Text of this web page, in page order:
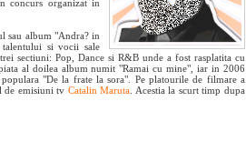
concurs organizat in
sau album "Andra? in
si vocii sale
sectiuni: Pop, Dance si R&B unde a fost rasplatita cu
al doilea album numit "Ramai cu mine", iar in 2006
"De la frate la sora". Pe platourile de filmare a
de emisiuni tv Catalin Maruta . Acestia la scurt timp dupa